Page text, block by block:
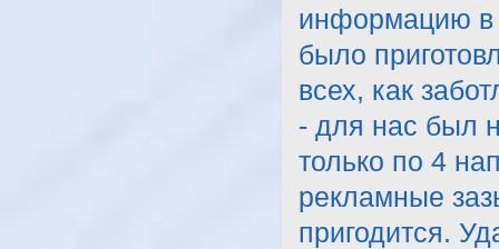
информацию в
было
всех, как
- для нас был
только по 4
рекламные
пригодится.